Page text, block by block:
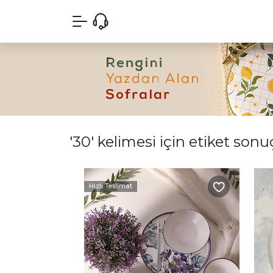
'30' kelimesi için etiket
Hızlı Teslimat